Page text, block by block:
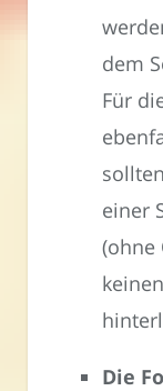
dem
Für
einer
(ohne
Die